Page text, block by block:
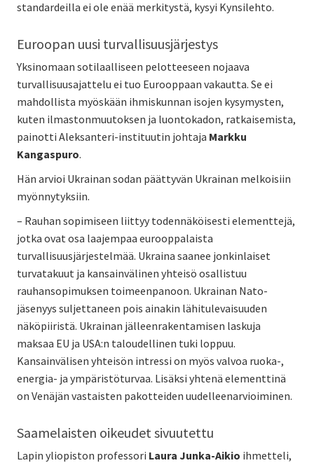
standardeilla ei ole enää merkitystä, kysyi Kynsilehto.
Euroopan uusi turvallisuusjärjestys
Yksinomaan sotilaalliseen pelotteeseen nojaava
turvallisuusajattelu ei tuo Eurooppaan vakautta. Se ei
mahdollista myöskään ihmiskunnan isojen kysymysten,
kuten ilmastonmuutoksen ja luontokadon, ratkaisemista,
painotti Aleksanteri-instituutin johtaja Markku
Kangaspuro.
Hän arvioi Ukrainan sodan päättyvän Ukrainan melkoisiin
myönnytyksiin.
– Rauhan sopimiseen liittyy todennäköisesti elementtejä,
jotka ovat osa laajempaa eurooppalaista
turvallisuusjärjestelmää. Ukraina saanee jonkinlaiset
turvatakuut ja kansainvälinen yhteisö osallistuu
rauhansopimuksen toimeenpanoon. Ukrainan Nato-
jäsenyys suljettaneen pois ainakin lähitulevaisuuden
näköpiiristä. Ukrainan jälleenrakentamisen laskuja
maksaa EU ja USA:n taloudellinen tuki loppuu.
Kansainvälisen yhteisön intressi on myös valvoa ruoka-,
energia- ja ympäristöturvaa. Lisäksi yhtenä elementtinä
on Venäjän vastaisten pakotteiden uudelleenarvioiminen.
Saamelaisten oikeudet sivuutettu
Lapin yliopiston professori Laura Junka-Aikio ihmetteli,